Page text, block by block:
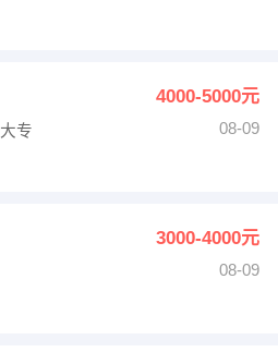
4000-5000元
大专
08-09
3000-4000元
08-09